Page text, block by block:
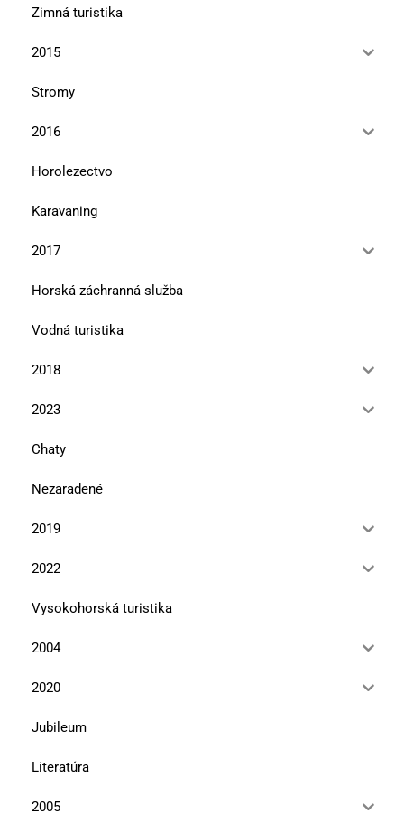
Zimná turistika
2015
Stromy
2016
Horolezectvo
Karavaning
2017
Horská záchranná služba
Vodná turistika
2018
2023
Chaty
Nezaradené
2019
2022
Vysokohorská turistika
2004
2020
Jubileum
Literatúra
2005